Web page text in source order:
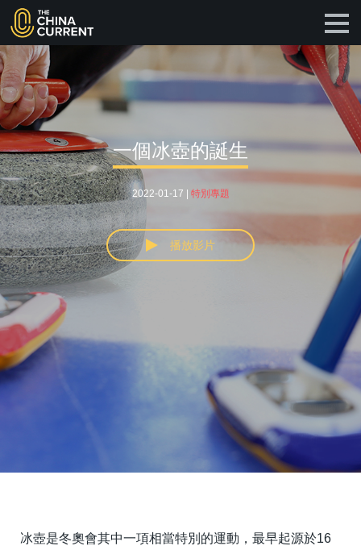
一個冰壺的誕生
2022-01-17 | 特別專題
播放影片
冰壺是冬奧會其中一項相當特別的運動，最早起源於16